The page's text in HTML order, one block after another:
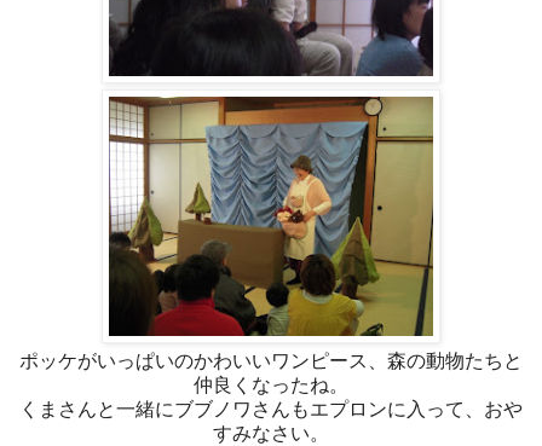
ポッケがいっぱいのかわいいワンピース、森の動物たちと
仲良くなったね。
くまさんと一緒にブブノワさんもエプロンに入って、おや
すみなさい。